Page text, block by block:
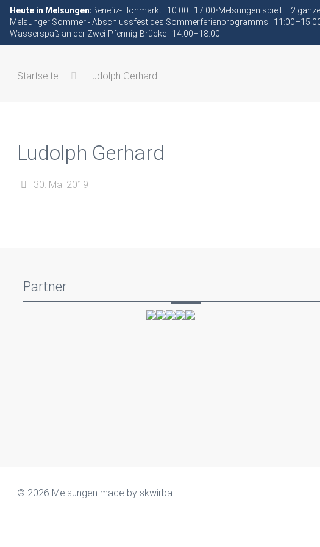
Heute in Melsungen:Benefiz-Flohmarkt · 10:00–17:00•Melsungen spielt— 2
Melsunger Sommer - Abschlussfest des Sommerferienprogramms ·
Wasserspaß an der Zwei-Pfennig-Brücke · 14:00–18:00
Startseite Ludolph Gerhard
Ludolph Gerhard
30. Mai 2019
Partner
© 2026 Melsungen made by skwirba